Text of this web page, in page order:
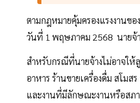
ตามกฎหมายคุ้มครองแรงงานขอ
วันที่ 1 พฤษภาคม 2568 นายจ้า
สำหรับกรณีที่นายจ้างไม่อาจให้
อาหาร ร้านขายเครื่องดื่ม สโม
และงานที่มีลักษณะงานหรือสภ